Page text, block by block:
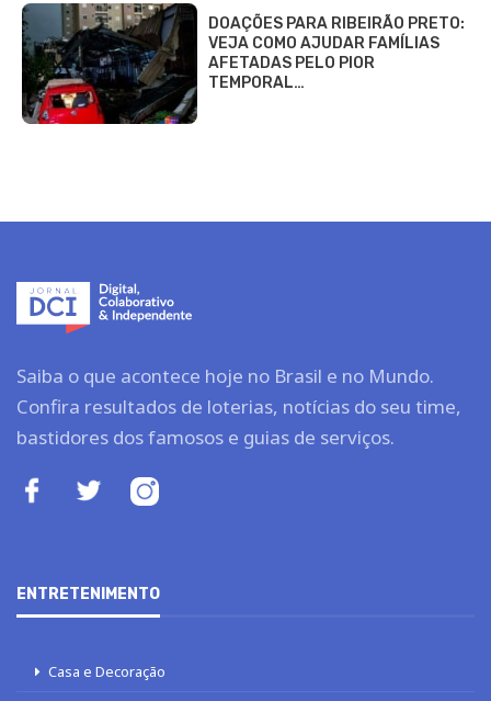
DOAÇÕES PARA RIBEIRÃO PRETO:
VEJA COMO AJUDAR FAMÍLIAS
AFETADAS PELO PIOR
TEMPORAL…
Saiba o que acontece hoje no Brasil e no Mundo.
Confira resultados de loterias, notícias do seu time,
bastidores dos famosos e guias de serviços.
ENTRETENIMENTO
Casa e Decoração